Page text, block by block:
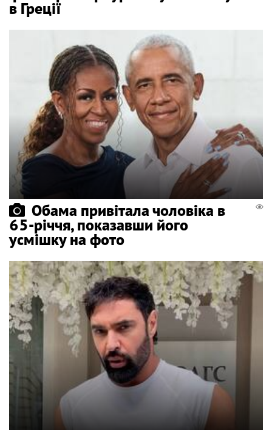
в Греції
Обама привітала чоловіка в
65-річчя, показавши його
усмішку на фото